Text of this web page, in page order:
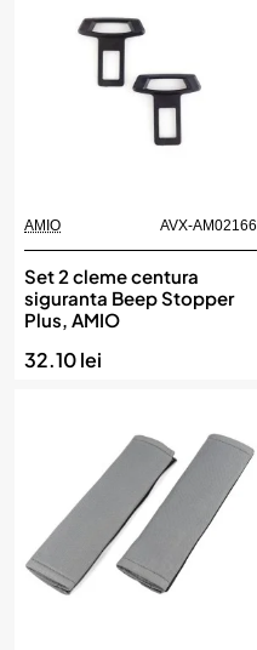
AMIO AVX-AM02166
Set 2 cleme centura
siguranta Beep Stopper
Plus, AMIO
32.10 lei